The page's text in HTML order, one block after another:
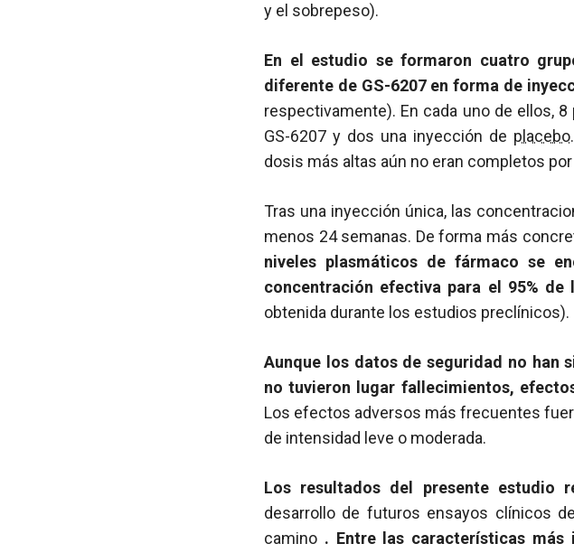
y el sobrepeso).
En el estudio se formaron cuatro
diferente de GS-6207 en forma de
respectivamente). En cada uno de ellos,
GS-6207 y dos una inyección de placebo
dosis más altas aún no eran completos
Tras una inyección única, las
menos 24 semanas. De forma más
niveles plasmáticos de fármaco se
concentración efectiva para el 95% de
obtenida durante los estudios preclínicos).
Aunque los datos de seguridad no han
no tuvieron lugar fallecimientos,
Los efectos adversos más frecuentes
de intensidad leve o moderada.
Los resultados del presente estudio
desarrollo de futuros ensayos clínicos
camino . Entre las características más